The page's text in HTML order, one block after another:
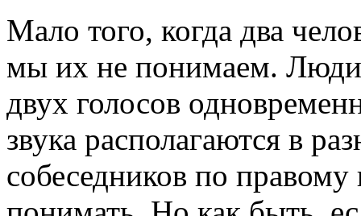
Мало того, когда два
мы их не понимаем. Люди
двух голосов
звука располагаются в
собеседников по